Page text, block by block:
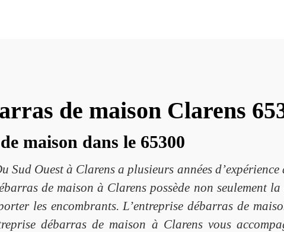
de maison Clarens
maison dans le 65300
Sud Ouest à Clarens a plusieurs années
de maison à Clarens possède non seulement
les encombrants. L’entreprise débarras de
débarras de maison à Clarens vous